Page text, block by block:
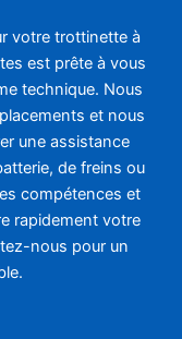
votre trottinette à
est prête à vous
technique. Nous
et nous
une assistance
de freins ou
compétences et
rapidement votre
nous pour un